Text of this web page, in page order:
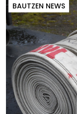
BAUTZEN NEWS